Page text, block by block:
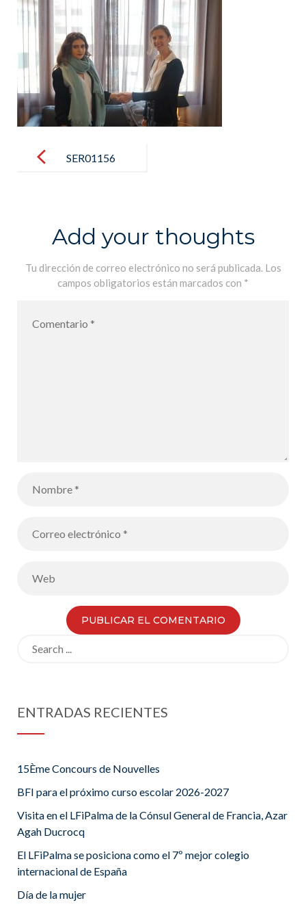
navigation SER01156
Add your thoughts
Tu dirección de correo electrónico no será publicada. Los
campos obligatorios están marcados con *
ENTRADAS RECIENTES
15Ème Concours de Nouvelles
BFI para el próximo curso escolar 2026-2027
Visita en el LFiPalma de la Cónsul General de Francia, Azar
Agah Ducrocq
El LFiPalma se posiciona como el 7º mejor colegio
internacional de España
Día de la mujer